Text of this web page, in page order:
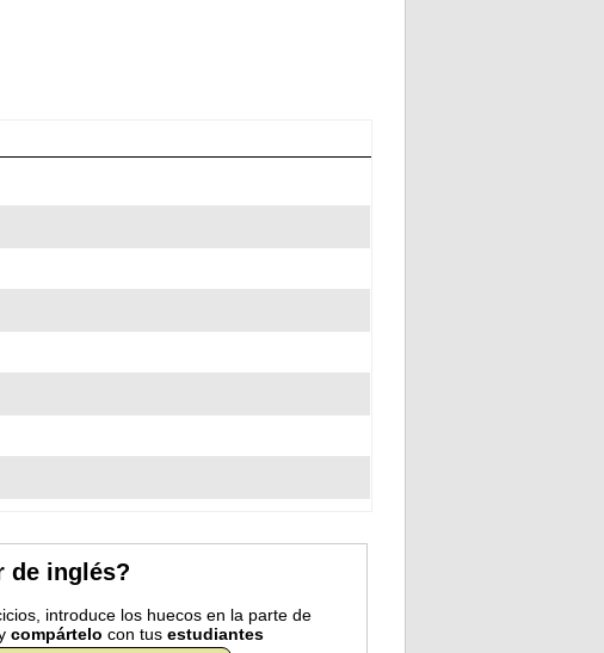
de inglés?
introduce los huecos en la parte de
compártelo con tus estudiantes